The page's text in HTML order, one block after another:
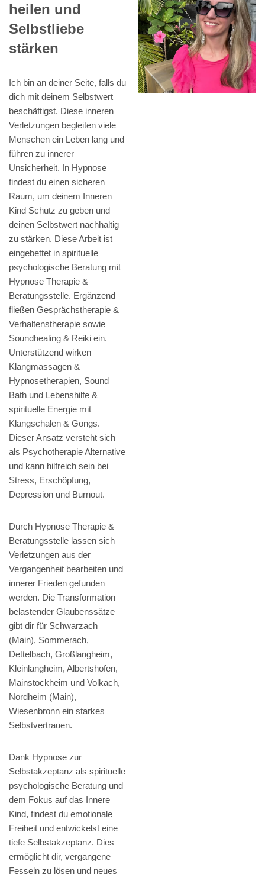
heilen und
Selbstliebe
stärken
Ich bin an deiner Seite, falls du
dich mit deinem Selbstwert
beschäftigst. Diese inneren
Verletzungen begleiten viele
Menschen ein Leben lang und
führen zu innerer
Unsicherheit. In Hypnose
findest du einen sicheren
Raum, um deinem Inneren
Kind Schutz zu geben und
deinen Selbstwert nachhaltig
zu stärken. Diese Arbeit ist
eingebettet in spirituelle
psychologische Beratung mit
Hypnose Therapie &
Beratungsstelle. Ergänzend
fließen Gesprächstherapie &
Verhaltenstherapie sowie
Soundhealing & Reiki ein.
Unterstützend wirken
Klangmassagen &
Hypnosetherapien, Sound
Bath und Lebenshilfe &
spirituelle Energie mit
Klangschalen & Gongs.
Dieser Ansatz versteht sich
als Psychotherapie Alternative
und kann hilfreich sein bei
Stress, Erschöpfung,
Depression und Burnout.
Durch Hypnose Therapie &
Beratungsstelle lassen sich
Verletzungen aus der
Vergangenheit bearbeiten und
innerer Frieden gefunden
werden. Die Transformation
belastender Glaubenssätze
gibt dir für Schwarzach
(Main), Sommerach,
Dettelbach, Großlangheim,
Kleinlangheim, Albertshofen,
Mainstockheim und Volkach,
Nordheim (Main),
Wiesenbronn ein starkes
Selbstvertrauen.
Dank Hypnose zur
Selbstakzeptanz als spirituelle
psychologische Beratung und
dem Fokus auf das Innere
Kind, findest du emotionale
Freiheit und entwickelst eine
tiefe Selbstakzeptanz. Dies
ermöglicht dir, vergangene
Fesseln zu lösen und neues